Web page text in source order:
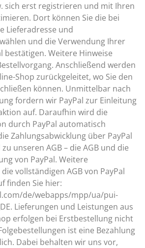
sich erst registrieren und mit Ihren
Dort können Sie die bei
Lieferadresse und
und die Verwendung Ihrer
bestätigen. Weitere Hinweise
Anschließend werden
Shop zurückgeleitet, wo Sie den
können. Unmittelbar nach
fordern wir PayPal zur Einleitung
auf. Daraufhin wird die
durch PayPal automatisch
Zahlungsabwicklung über PayPal
unseren AGB – die AGB und die
von PayPal. Weitere
vollständigen AGB von PayPal
finden Sie hier:
de/webapps/mpp/ua/pui-
Lieferungen und Leistungen aus
erfolgen bei Erstbestellung nicht
ist eine Bezahlung
Dabei behalten wir uns vor,